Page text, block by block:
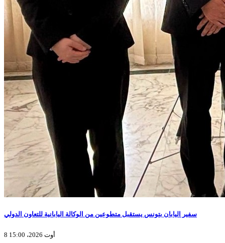
سفير اليابان بتونس يستقبل متطوعين من الوكالة اليابانية للتعاون الدولي
8 أوت 2026، 15:00